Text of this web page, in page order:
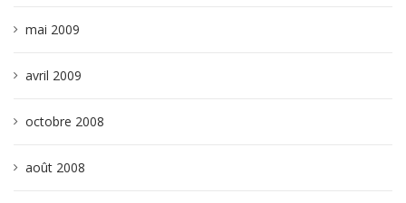
mai 2009
avril 2009
octobre 2008
août 2008